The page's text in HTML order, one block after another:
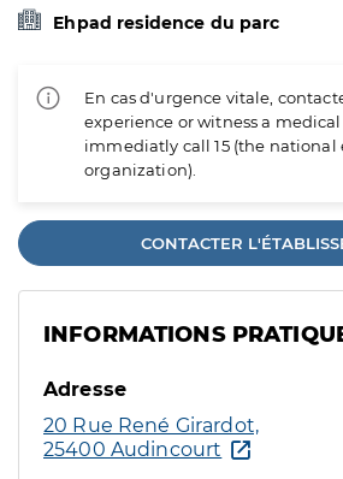
Ehpad residence du parc
En cas d'urgence vitale,
experience or witness a
immediatly call 15 (the national
organization).
CONTACTER
INFORMATIONS
Adresse
20 Rue René Girardot,
25400 Audincourt